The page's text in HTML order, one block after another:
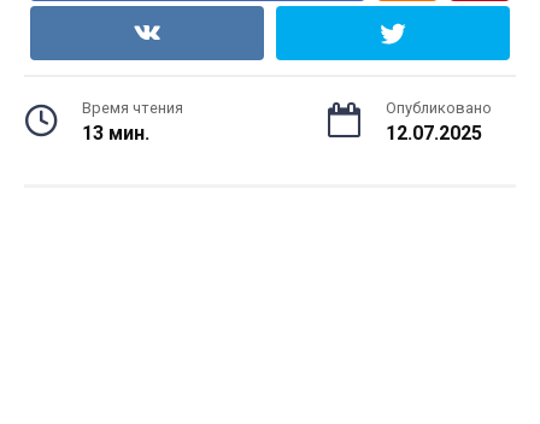
Время чтения
13 мин.
Опубликовано
12.07.2025